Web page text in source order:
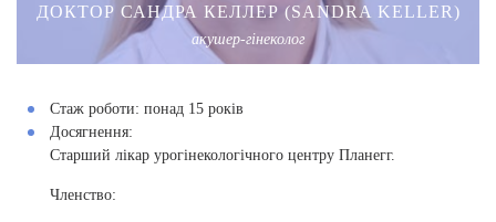
ДОКТОР САНДРА КЕЛЛЕР (SANDRA KELLER)
акушер-гінеколог
Стаж роботи: понад 15 років
Досягнення:
Старший лікар урогінекологічного центру Планегг.
Членство: